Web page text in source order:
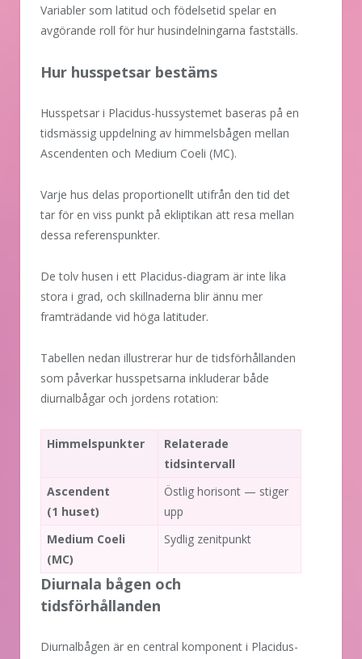
Variabler som latitud och födelsetid spelar en
avgörande roll för hur husindelningarna fastställs.
Hur husspetsar bestäms
Husspetsar i Placidus-hussystemet baseras på en
tidsmässig uppdelning av himmelsbågen mellan
Ascendenten och Medium Coeli (MC).
Varje hus delas proportionellt utifrån den tid det
tar för en viss punkt på ekliptikan att resa mellan
dessa referenspunkter.
De tolv husen i ett Placidus-diagram är inte lika
stora i grad, och skillnaderna blir ännu mer
framträdande vid höga latituder.
Tabellen nedan illustrerar hur de tidsförhållanden
som påverkar husspetsarna inkluderar både
diurnalbågar och jordens rotation:
Himmelspunkter
Relaterade
tidsintervall
Ascendent
(1 huset)
Östlig horisont — stiger
upp
Medium Coeli
(MC)
Sydlig zenitpunkt
Diurnala bågen och
tidsförhållanden
Diurnalbågen är en central komponent i Placidus-